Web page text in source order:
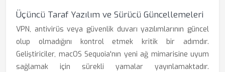
Üçüncü Taraf Yazılım ve Sürücü Güncellemeleri
VPN, antivirüs veya güvenlik duvarı yazılımlarının güncel
olup olmadığını kontrol etmek kritik bir adımdır.
Geliştiriciler, macOS Sequoia'nın yeni ağ mimarisine uyum
sağlamak için sürekli yamalar yayınlamaktadır.